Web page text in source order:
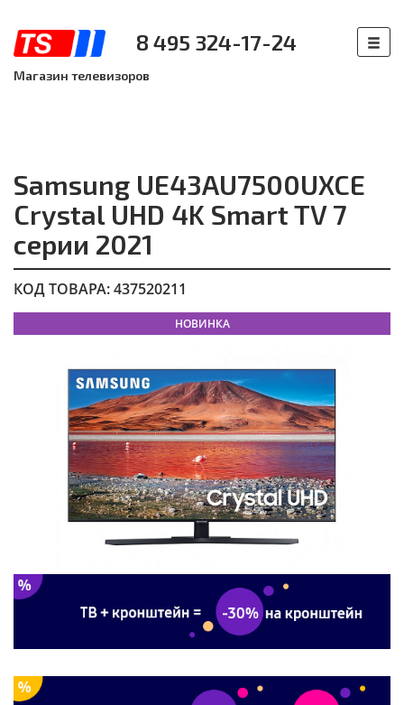
8 495 324-17-24
Магазин телевизоров
Samsung UE43AU7500UXCE
Crystal UHD 4K Smart TV 7
серии 2021
КОД ТОВАРА: 437520211
НОВИНКА